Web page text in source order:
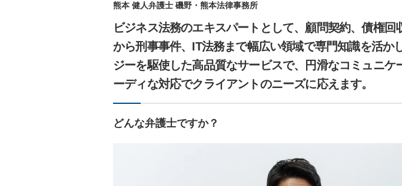
熊本 健人弁護士 磯野・熊本法律事務所
ビジネス法務のエキスパートとして、顧問契約、債権回
から刑事事件、IT法務まで幅広い領域で専門知識を活か
ジーを駆使した高品質なサービスで、円滑なコミュニケ
ーディな対応でクライアントのニーズに応えます。
どんな弁護士ですか？